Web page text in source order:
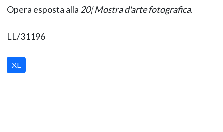
Opera esposta alla 20¦ Mostra d'arte fotografica.
LL/31196
XL